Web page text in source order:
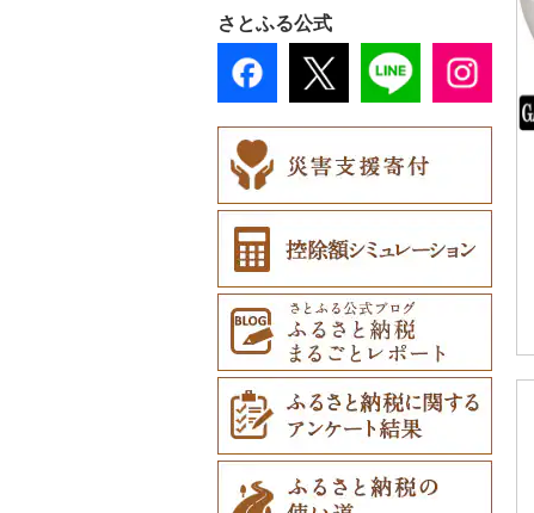
ピアス・イヤリング
真珠・パール（0）
その他アクセサリー
財布（0）
ショール・ストール
（0）
ネクタイ・ベルト（4
村上木彫堆朱（0）
その他陶器・漆器（8
3）
播州そろばん（0）
美濃和紙（0）
民芸品（1）
さとふる公式